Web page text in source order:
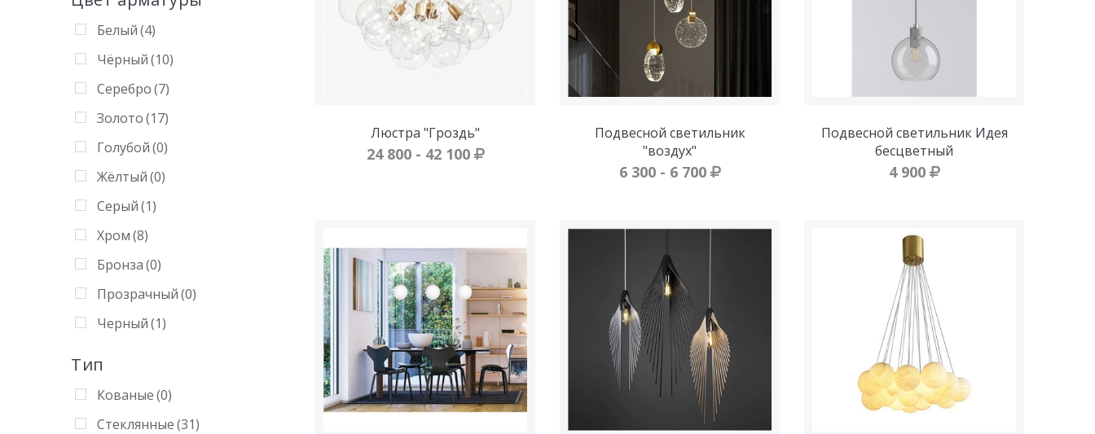
Коньяк
(3)
Черный
Чёрный
Кофейный
Винный
Белый(4)
Чёрный(10)
Серебро(7)
Золото(17)
Голубой(0)
Жёлтый(0)
Серый(1)
Хром(8)
Бронза(0)
Прозрачный(0)
Черный(1)
Тип
Кованые(0)
Стеклянные(31)
Люстра "Гроздь"
24 800 - 42 100
Подвесной светильник
"воздух"
6 300 - 6 700
Подвесной светильник Идея
бесцветный
4 900